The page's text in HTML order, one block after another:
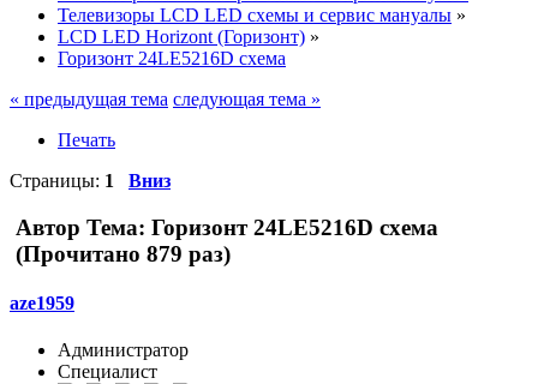
Телевизоры LCD LED схемы и сервис мануалы »
LCD LED Horizont (Горизонт) »
Горизонт 24LE5216D схема
« предыдущая тема следующая тема »
Печать
Страницы: 1 Вниз
Автор Тема: Горизонт 24LE5216D схема
(Прочитано 879 раз)
aze1959
Администратор
Специалист